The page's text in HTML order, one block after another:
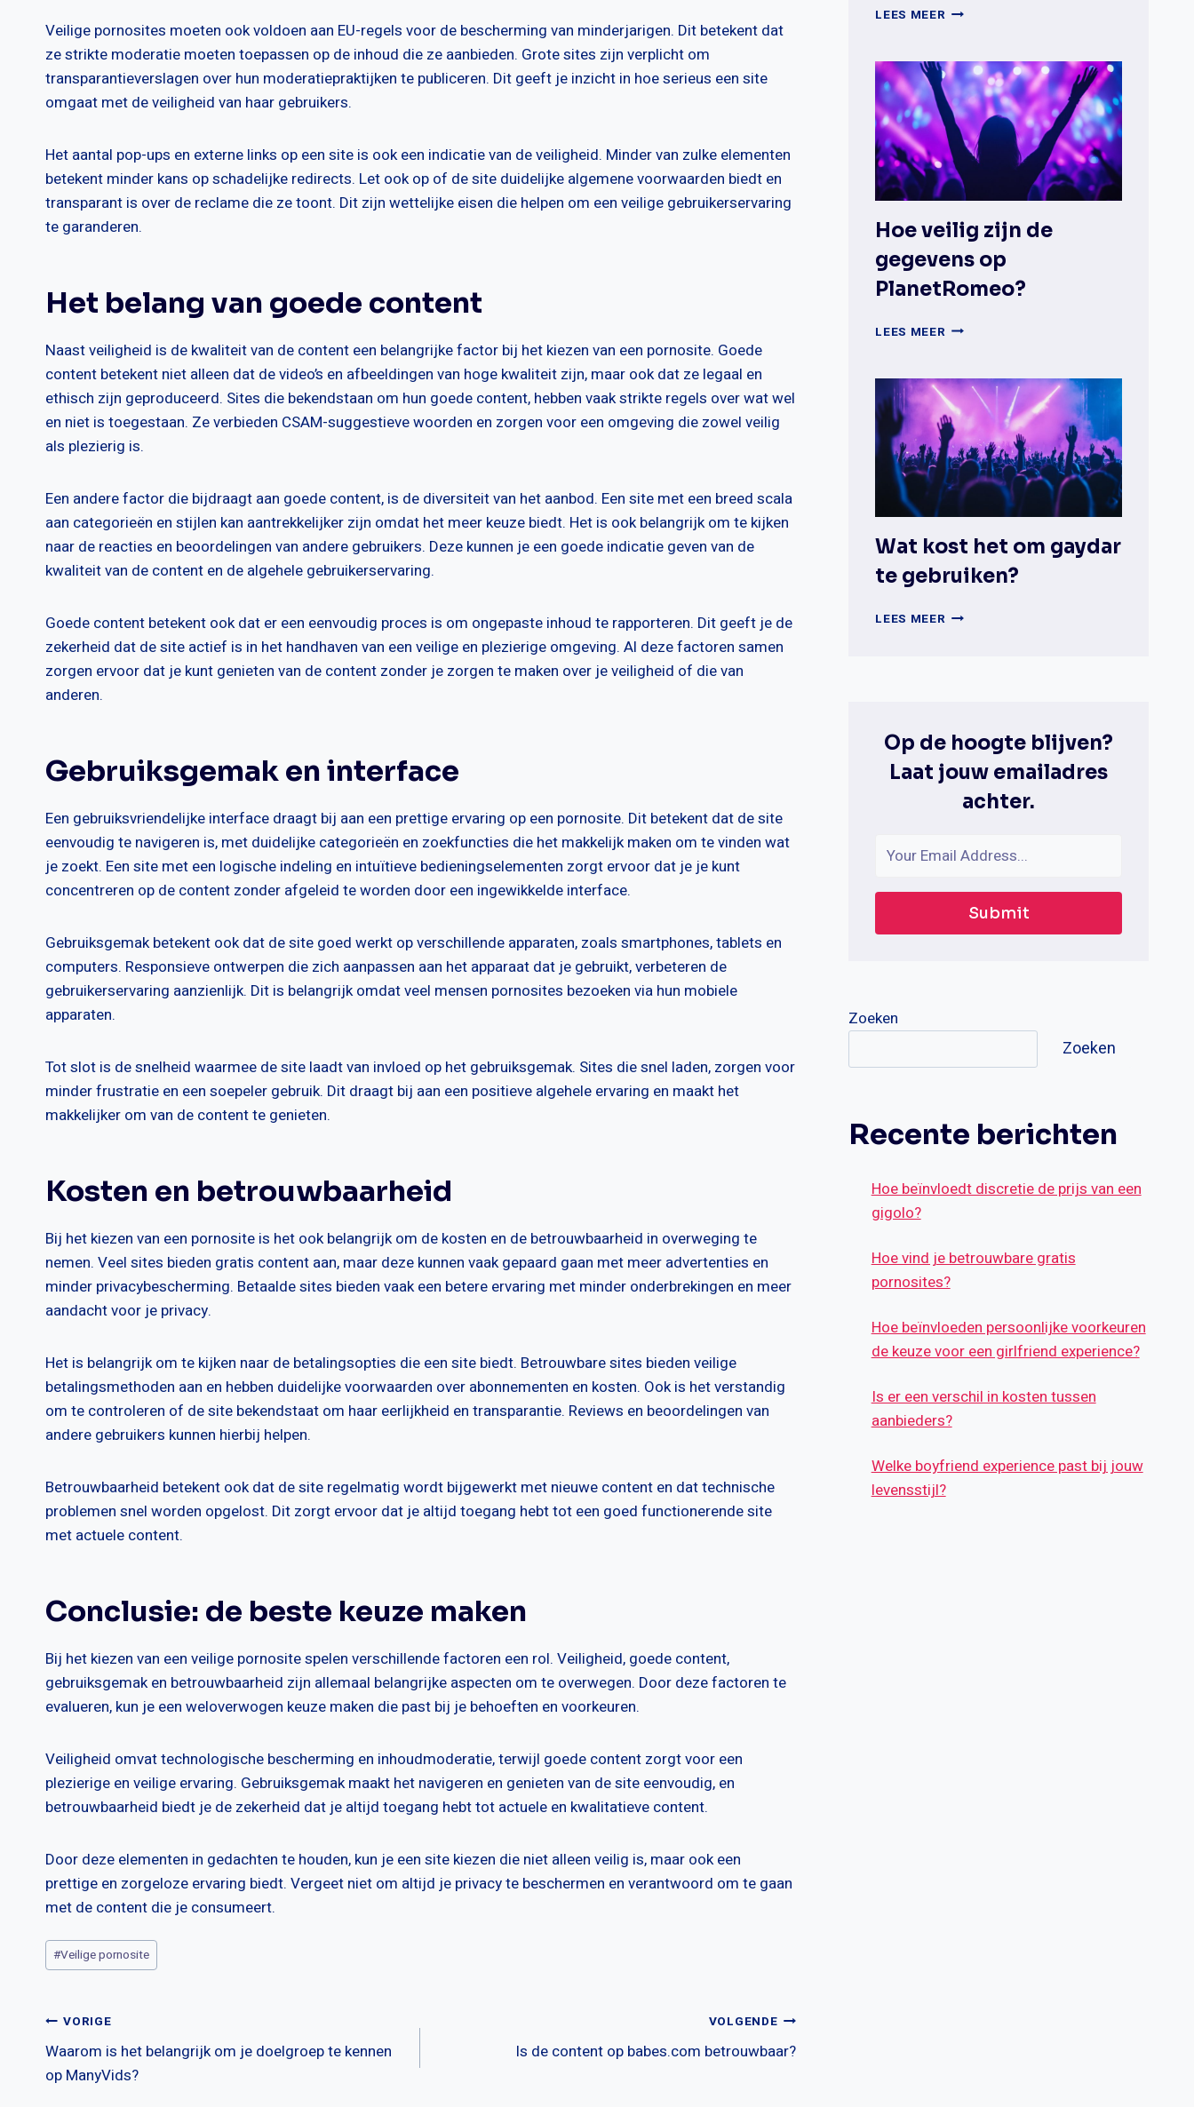
Veilige pornosites moeten ook voldoen aan EU-regels voor de bescherming van minderjarigen. Dit betekent dat
ze strikte moderatie moeten toepassen op de inhoud die ze aanbieden. Grote sites zijn verplicht om
transparantieverslagen over hun moderatiepraktijken te publiceren. Dit geeft je inzicht in hoe serieus een site
omgaat met de veiligheid van haar gebruikers.
Het aantal pop-ups en externe links op een site is ook een indicatie van de veiligheid. Minder van zulke elementen
betekent minder kans op schadelijke redirects. Let ook op of de site duidelijke algemene voorwaarden biedt en
transparant is over de reclame die ze toont. Dit zijn wettelijke eisen die helpen om een veilige gebruikerservaring
te garanderen.
Het belang van goede content
Naast veiligheid is de kwaliteit van de content een belangrijke factor bij het kiezen van een pornosite. Goede
content betekent niet alleen dat de video’s en afbeeldingen van hoge kwaliteit zijn, maar ook dat ze legaal en
ethisch zijn geproduceerd. Sites die bekendstaan om hun goede content, hebben vaak strikte regels over wat wel
en niet is toegestaan. Ze verbieden CSAM-suggestieve woorden en zorgen voor een omgeving die zowel veilig
als plezierig is.
Een andere factor die bijdraagt aan goede content, is de diversiteit van het aanbod. Een site met een breed scala
aan categorieën en stijlen kan aantrekkelijker zijn omdat het meer keuze biedt. Het is ook belangrijk om te kijken
naar de reacties en beoordelingen van andere gebruikers. Deze kunnen je een goede indicatie geven van de
kwaliteit van de content en de algehele gebruikerservaring.
Goede content betekent ook dat er een eenvoudig proces is om ongepaste inhoud te rapporteren. Dit geeft je de
zekerheid dat de site actief is in het handhaven van een veilige en plezierige omgeving. Al deze factoren samen
zorgen ervoor dat je kunt genieten van de content zonder je zorgen te maken over je veiligheid of die van
anderen.
Gebruiksgemak en interface
Een gebruiksvriendelijke interface draagt bij aan een prettige ervaring op een pornosite. Dit betekent dat de site
eenvoudig te navigeren is, met duidelijke categorieën en zoekfuncties die het makkelijk maken om te vinden wat
je zoekt. Een site met een logische indeling en intuïtieve bedieningselementen zorgt ervoor dat je je kunt
concentreren op de content zonder afgeleid te worden door een ingewikkelde interface.
Gebruiksgemak betekent ook dat de site goed werkt op verschillende apparaten, zoals smartphones, tablets en
computers. Responsieve ontwerpen die zich aanpassen aan het apparaat dat je gebruikt, verbeteren de
gebruikerservaring aanzienlijk. Dit is belangrijk omdat veel mensen pornosites bezoeken via hun mobiele
apparaten.
Tot slot is de snelheid waarmee de site laadt van invloed op het gebruiksgemak. Sites die snel laden, zorgen voor
minder frustratie en een soepeler gebruik. Dit draagt bij aan een positieve algehele ervaring en maakt het
makkelijker om van de content te genieten.
Kosten en betrouwbaarheid
Bij het kiezen van een pornosite is het ook belangrijk om de kosten en de betrouwbaarheid in overweging te
nemen. Veel sites bieden gratis content aan, maar deze kunnen vaak gepaard gaan met meer advertenties en
minder privacybescherming. Betaalde sites bieden vaak een betere ervaring met minder onderbrekingen en meer
aandacht voor je privacy.
Het is belangrijk om te kijken naar de betalingsopties die een site biedt. Betrouwbare sites bieden veilige
betalingsmethoden aan en hebben duidelijke voorwaarden over abonnementen en kosten. Ook is het verstandig
om te controleren of de site bekendstaat om haar eerlijkheid en transparantie. Reviews en beoordelingen van
andere gebruikers kunnen hierbij helpen.
Betrouwbaarheid betekent ook dat de site regelmatig wordt bijgewerkt met nieuwe content en dat technische
problemen snel worden opgelost. Dit zorgt ervoor dat je altijd toegang hebt tot een goed functionerende site
met actuele content.
Conclusie: de beste keuze maken
Bij het kiezen van een veilige pornosite spelen verschillende factoren een rol. Veiligheid, goede content,
gebruiksgemak en betrouwbaarheid zijn allemaal belangrijke aspecten om te overwegen. Door deze factoren te
evalueren, kun je een weloverwogen keuze maken die past bij je behoeften en voorkeuren.
Veiligheid omvat technologische bescherming en inhoudmoderatie, terwijl goede content zorgt voor een
plezierige en veilige ervaring. Gebruiksgemak maakt het navigeren en genieten van de site eenvoudig, en
betrouwbaarheid biedt je de zekerheid dat je altijd toegang hebt tot actuele en kwalitatieve content.
Door deze elementen in gedachten te houden, kun je een site kiezen die niet alleen veilig is, maar ook een
prettige en zorgeloze ervaring biedt. Vergeet niet om altijd je privacy te beschermen en verantwoord om te gaan
met de content die je consumeert.
Bericht
tags:
#Veilige pornosite
Bericht
navigatie
VORIGE
Waarom is het belangrijk om je doelgroep te kennen
op ManyVids?
VOLGENDE
Is de content op babes.com betrouwbaar?
LEES MEER WAT
BELANGRIJKSTE
VERSCHILLEN
TUSSEN
GAYDAR
EN
DATINGAPPS?
Hoe veilig zijn de
gegevens op
PlanetRomeo?
LEES MEER HOE
DE
GEGEVENS
OP
PLANETROMEO?
Wat kost het om gaydar
te gebruiken?
LEES MEER WAT
Op de hoogte blijven?
Laat jouw emailadres
achter.
Submit
Zoeken
Zoeken
Recente berichten
Hoe beïnvloedt discretie de prijs van een
gigolo?
Hoe vind je betrouwbare gratis
pornosites?
Hoe beïnvloeden persoonlijke voorkeuren
de keuze voor een girlfriend experience?
Is er een verschil in kosten tussen
aanbieders?
Welke boyfriend experience past bij jouw
levensstijl?